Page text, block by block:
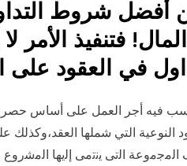
فتنفيذ الأمر لا
اﻟﺗﻰ ﻳﻧﺗﻣﻰ إﻟﻳﻬﺎ